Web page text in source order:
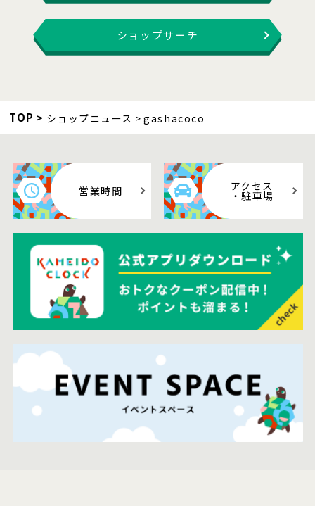
ショップサーチ
TOP ショップニュース gashacoco
営業時間 アクセス
・駐車場